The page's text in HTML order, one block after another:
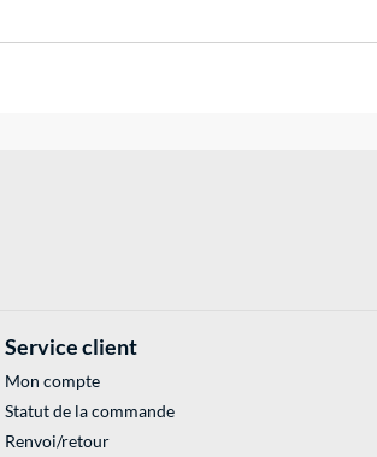
Service client
Mon compte
Statut de la commande
Renvoi/retour